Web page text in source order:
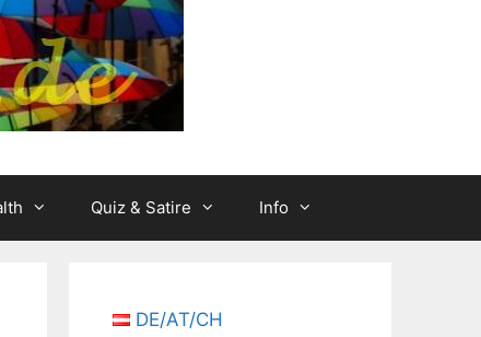
Quiz & Satire Info
DE/AT/CH